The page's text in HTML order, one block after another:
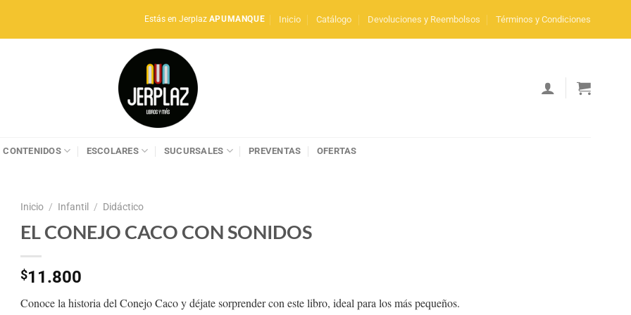
Estás en Jerplaz APUMANQUE Inicio Catálogo Devoluciones y Reembolsos Términos y Condiciones
CONTENIDOS ESCOLARES SUCURSALES PREVENTAS OFERTAS
Inicio / Infantil / Didáctico
EL CONEJO CACO CON SONIDOS
$11.800
Conoce la historia del Conejo Caco y déjate sorprender con este libro, ideal para los más pequeños.